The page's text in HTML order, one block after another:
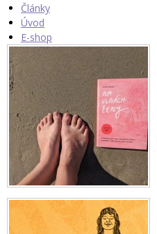
Články
Úvod
E-shop